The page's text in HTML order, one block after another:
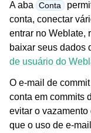
A aba Conta
conta, conectar
entrar no Weblate,
baixar seus dados
de usuário do
O e-mail de
conta em commits
evitar o
que o uso de e-